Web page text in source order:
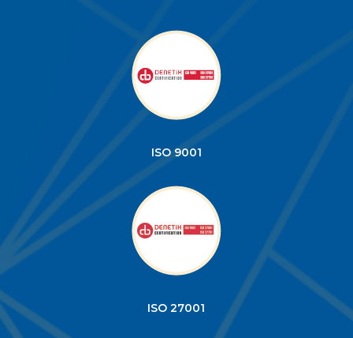
ISO 9001
ISO 27001